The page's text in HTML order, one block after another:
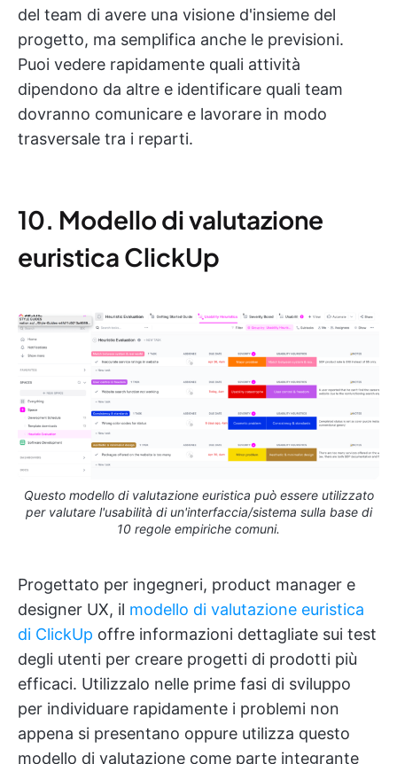
del team di avere una visione d'insieme del
progetto, ma semplifica anche le previsioni.
Puoi vedere rapidamente quali attività
dipendono da altre e identificare quali team
dovranno comunicare e lavorare in modo
trasversale tra i reparti.
10. Modello di valutazione
euristica ClickUp
Questo modello di valutazione euristica può essere utilizzato
per valutare l'usabilità di un'interfaccia/sistema sulla base di
10 regole empiriche comuni.
Progettato per ingegneri, product manager e
designer UX, il modello di valutazione euristica
di ClickUp offre informazioni dettagliate sui test
degli utenti per creare progetti di prodotti più
efficaci. Utilizzalo nelle prime fasi di sviluppo
per individuare rapidamente i problemi non
appena si presentano oppure utilizza questo
modello di valutazione come parte integrante